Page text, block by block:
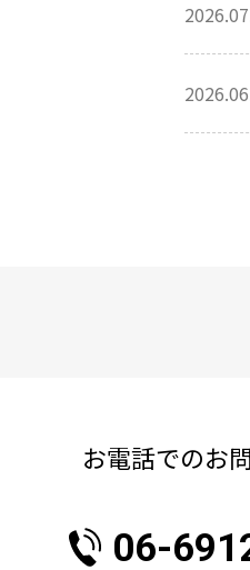
お電話でのお
06-